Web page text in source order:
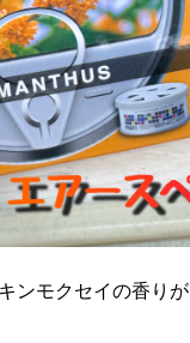
ンモクセイの香りが